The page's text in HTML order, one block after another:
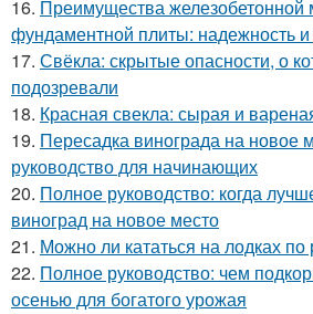
16. Преимущества железобетонной
фундаментной плиты: надежность и
17. Свёкла: скрытые опасности, о
подозревали
18. Красная свекла: сырая и
19. Пересадка винограда на новое
руководство для начинающих
20. Полное руководство: когда
виноград на новое место
21. Можно ли кататься на лодках по
22. Полное руководство: чем
осенью для богатого урожая